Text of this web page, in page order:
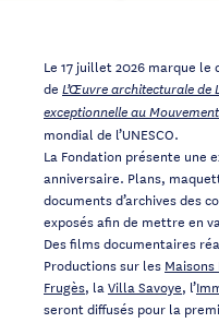
Le 17 juillet 2026 marque le
de L’Œuvre architecturale
exceptionnelle au
mondial de l’UNESCO.
La Fondation présente une
anniversaire. Plans,
documents d’archives des
exposés afin de mettre en
Des films documentaires
Productions sur les
Frugès, laVilla Savoye, l’
seront diffusés pour la